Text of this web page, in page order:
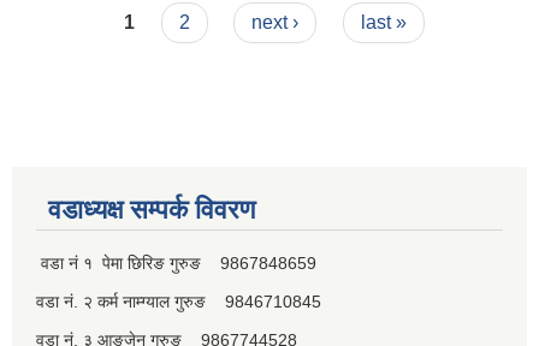
Pages
1 2 next › last »
वडाध्यक्ष सम्पर्क विवरण
वडा नं १ पेमा छिरिङ गुरुङ 9867848659
वडा नं. २ कर्म नाम्ग्याल गुरुङ 9846710845
वडा नं. ३ आङ्जेन गुरुङ 9867744528